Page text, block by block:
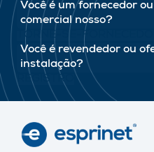
Você é um fornecedor
comercial nosso?
TORNE-SE-
Você é revendedor ou
instalação?
REGISTRO